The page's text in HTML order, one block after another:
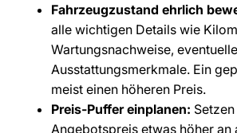
Fahrzeugzustand ehrlich
alle wichtigen Details wie
Wartungsnachweise,
Ausstattungsmerkmale. Ein
meist einen höheren Preis.
Preis-Puffer einplanen:
Angebotspreis etwas höher an